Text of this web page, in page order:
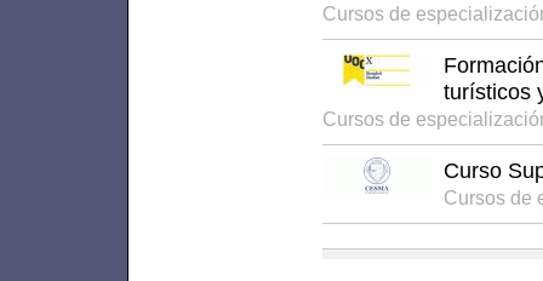
Cursos de
turísticos
Cursos de
Curso
Cursos de